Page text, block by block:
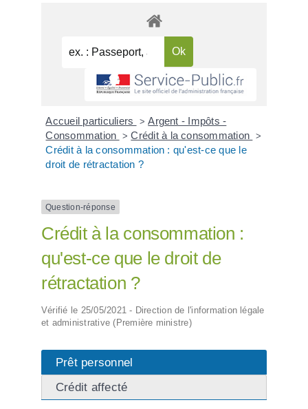
Accueil particuliers > Argent - Impôts -
Consommation > Crédit à la consommation >
Crédit à la consommation : qu'est-ce que le
droit de rétractation ?
Question-réponse
Crédit à la consommation :
qu'est-ce que le droit de
rétractation ?
Vérifié le 25/05/2021 - Direction de l'information légale
et administrative (Première ministre)
Prêt personnel
Crédit affecté